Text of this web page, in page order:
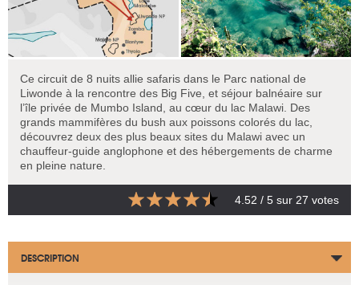
Ce circuit de 8 nuits allie safaris dans le Parc national de
Liwonde à la rencontre des Big Five, et séjour balnéaire sur
l’île privée de Mumbo Island, au cœur du lac Malawi. Des
grands mammifères du bush aux poissons colorés du lac,
découvrez deux des plus beaux sites du Malawi avec un
chauffeur-guide anglophone et des hébergements de charme
en pleine nature.
4.52 / 5 sur 27 votes
DESCRIPTION